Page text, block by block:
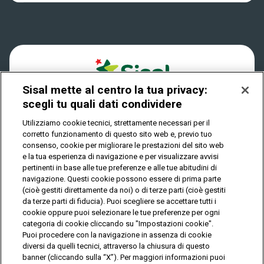
Play Your Date
Dove si gioca
Quanto si vince
Come riscuotere
Privacy
IL GIOCO È VIETATO AI MINORI E PUÒ CAUSARE
DIPENDENZA PATOLOGICA
© Copyright Sisal Italia S.p.A. - P.I. 02433760135
Privacy Cookies
Mappa
del
sito
Sisal mette al centro la tua privacy:
scegli tu quali dati condividere
Utilizziamo cookie tecnici, strettamente necessari per il
corretto funzionamento di questo sito web e, previo tuo
consenso, cookie per migliorare le prestazioni del sito web
e la tua esperienza di navigazione e per visualizzare avvisi
pertinenti in base alle tue preferenze e alle tue abitudini di
navigazione. Questi cookie possono essere di prima parte
(cioè gestiti direttamente da noi) o di terze parti (cioè gestiti
da terze parti di fiducia). Puoi scegliere se accettare tutti i
cookie oppure puoi selezionare le tue preferenze per ogni
categoria di cookie cliccando su "Impostazioni cookie".
Puoi procedere con la navigazione in assenza di cookie
diversi da quelli tecnici, attraverso la chiusura di questo
banner (cliccando sulla “X”). Per maggiori informazioni puoi